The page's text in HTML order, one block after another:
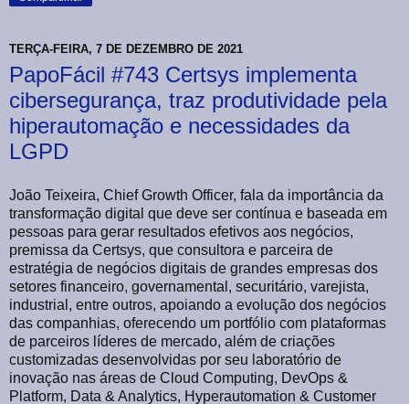
TERÇA-FEIRA, 7 DE DEZEMBRO DE 2021
PapoFácil #743 Certsys implementa
cibersegurança, traz produtividade pela
hiperautomação e necessidades da
LGPD
João Teixeira, Chief Growth Officer, fala da importância da
transformação digital que deve ser contínua e baseada em
pessoas para gerar resultados efetivos aos negócios,
premissa da Certsys, que consultora e parceira de
estratégia de negócios digitais de grandes empresas dos
setores financeiro, governamental, securitário, varejista,
industrial, entre outros, apoiando a evolução dos negócios
das companhias, oferecendo um portfólio com plataformas
de parceiros líderes de mercado, além de criações
customizadas desenvolvidas por seu laboratório de
inovação nas áreas de Cloud Computing, DevOps &
Platform, Data & Analytics, Hyperautomation & Customer